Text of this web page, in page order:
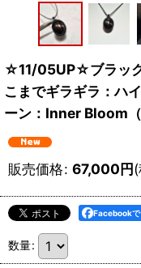
☆11/05UP☆ブラック
こまでギラギラ：ハ
ーン：Inner Bloom（
販売価格: 67,000円
Facebookで
数量: